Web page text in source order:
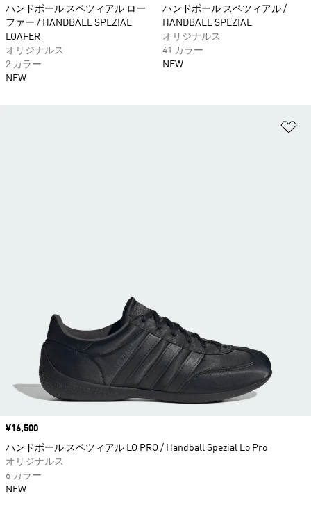
ハンドボール スペツィアル ロー
ファー / HANDBALL SPEZIAL
LOAFER
オリジナルス
2 カラー
NEW
ハンドボール スペツィアル /
HANDBALL SPEZIAL
オリジナルス
41 カラー
NEW
価格
¥16,500
ハンドボール スペツィアル LO PRO / Handball Spezial Lo Pro
オリジナルス
6 カラー
NEW